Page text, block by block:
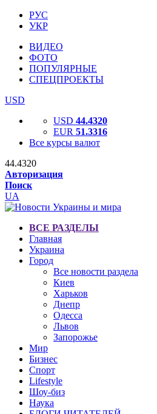
РУС
УКР
ВИДЕО
ФОТО
ПОПУЛЯРНЫЕ
СПЕЦПРОЕКТЫ
USD
USD 44.4320
EUR 51.3316
Все курсы валют
44.4320
Авторизация
Поиск
UA
ВСЕ РАЗДЕЛЫ
Главная
Украина
Город
Все новости раздела
Киев
Харьков
Днепр
Одесса
Львов
Запорожье
Мир
Бизнес
Спорт
Lifestyle
Шоу-биз
Наука